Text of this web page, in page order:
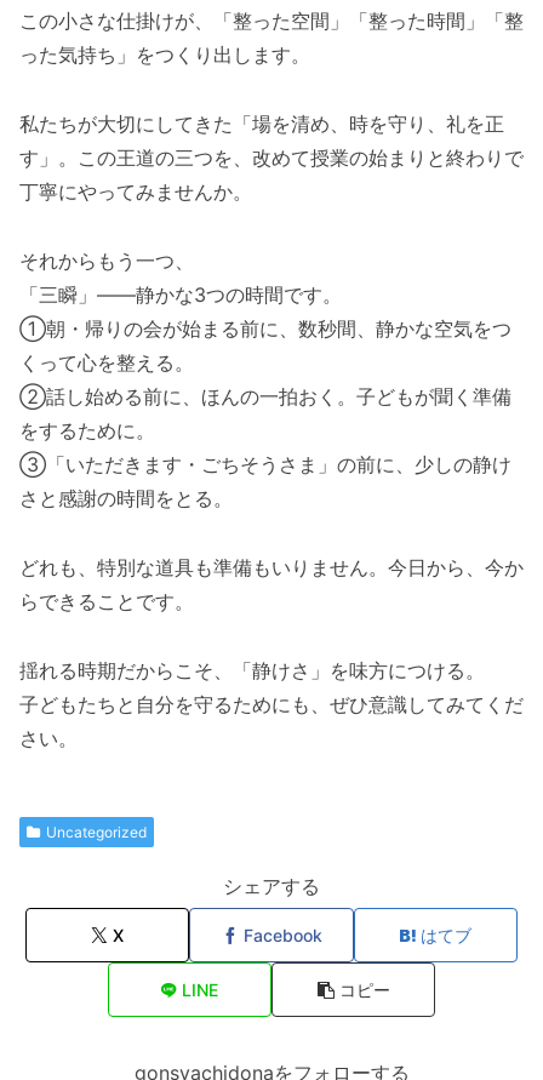
この小さな仕掛けが、「整った空間」「整った時間」「整
った気持ち」をつくり出します。
私たちが大切にしてきた「場を清め、時を守り、礼を正
す」。この王道の三つを、改めて授業の始まりと終わりで
丁寧にやってみませんか。
それからもう一つ、
「三瞬」——静かな3つの時間です。
①朝・帰りの会が始まる前に、数秒間、静かな空気をつ
くって心を整える。
②話し始める前に、ほんの一拍おく。子どもが聞く準備
をするために。
③「いただきます・ごちそうさま」の前に、少しの静け
さと感謝の時間をとる。
どれも、特別な道具も準備もいりません。今日から、今か
らできることです。
揺れる時期だからこそ、「静けさ」を味方につける。
子どもたちと自分を守るためにも、ぜひ意識してみてくだ
さい。
Uncategorized
シェアする
X Facebook はてブ
LINE コピー
gonsyachidonaをフォローする